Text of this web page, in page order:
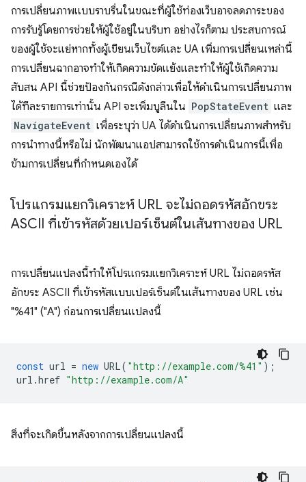
การเปลี่ยนภาพแบบราบรื่นในขณะที่ผู้ใช้ท่องเว็บอาจลดภาระของ
การรับรู้โดยการช่วยให้ผู้ใช้อยู่ในบริบท อย่างไรก็ตาม ประสบการณ์
ของผู้ใช้จะแย่หากทั้งผู้เขียนเว็บไซต์และ UA เพิ่มการเปลี่ยนเหล่านี้
การเปลี่ยนฉากอาจทำให้เกิดความขัดแย้งและทำให้ผู้ใช้เกิดความ
สับสน API นี้ช่วยป้องกันกรณีดังกล่าวเพื่อให้ดำเนินการเปลี่ยนภาพ
ได้ทีละรายการเท่านั้น API จะเพิ่มบูลีนใน PopStateEvent และ
NavigateEvent เพื่อระบุว่า UA ได้ดำเนินการเปลี่ยนภาพสําหรับ
การนําทางนี้หรือไม่ นักพัฒนาแอปสามารถใช้การดำเนินการนี้เพื่อ
ข้ามการเปลี่ยนที่กำหนดเองได้
โปรแกรมแยกวิเคราะห์ URL จะไม่ถอดรหัสอักขระ
ASCII ที่เข้ารหัสด้วยเปอร์เซ็นต์ในเส้นทางของ URL
การเปลี่ยนแปลงนี้ทำให้โปรแกรมแยกวิเคราะห์ URL ไม่ถอดรหัส
อักขระ ASCII ที่เข้ารหัสแบบเปอร์เซ็นต์ในเส้นทางของ URL เช่น
"%41" ("A") ก่อนการเปลี่ยนแปลงนี้
const url = new URL( "http://example.com/%41" );
url .href "http://example.com/A"
สิ่งที่จะเกิดขึ้นหลังจากการเปลี่ยนแปลงนี้